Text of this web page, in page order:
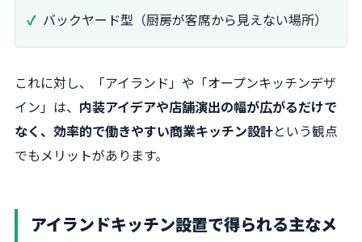
バックヤード型（厨房が客席から見えない場所）
これに対し、「アイランド」や「オープンキッチンデザ
イン」は、 内装アイデアや店舗演出の幅が広がるだけで
なく、効率的で働きやすい商業キッチン設計という観点
でもメリットがあります。
アイランドキッチン設置で得られる主なメ